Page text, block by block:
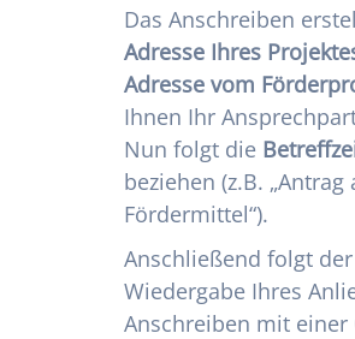
Das Anschreiben
Adresse Ihres
Adresse vom
Ihnen Ihr
Nun folgt die
beziehen (z.B.
Fördermittel“).
Anschließend folgt
Wiedergabe Ihres
Anschreiben mit einer